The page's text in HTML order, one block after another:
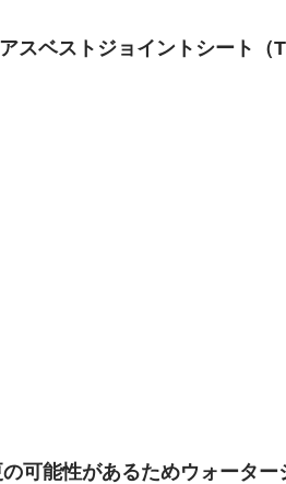
スベストジョイントシート
可能性があるためウォーター